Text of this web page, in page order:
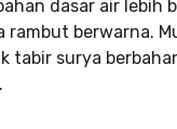
dasar air lebih
rambut berwarna.
tabir surya